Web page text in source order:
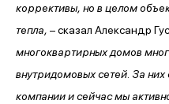
коррективы, но в целом
тепла, – сказал Александр
многоквартирных домов
внутридомовых сетей. За
компании и сейчас мы